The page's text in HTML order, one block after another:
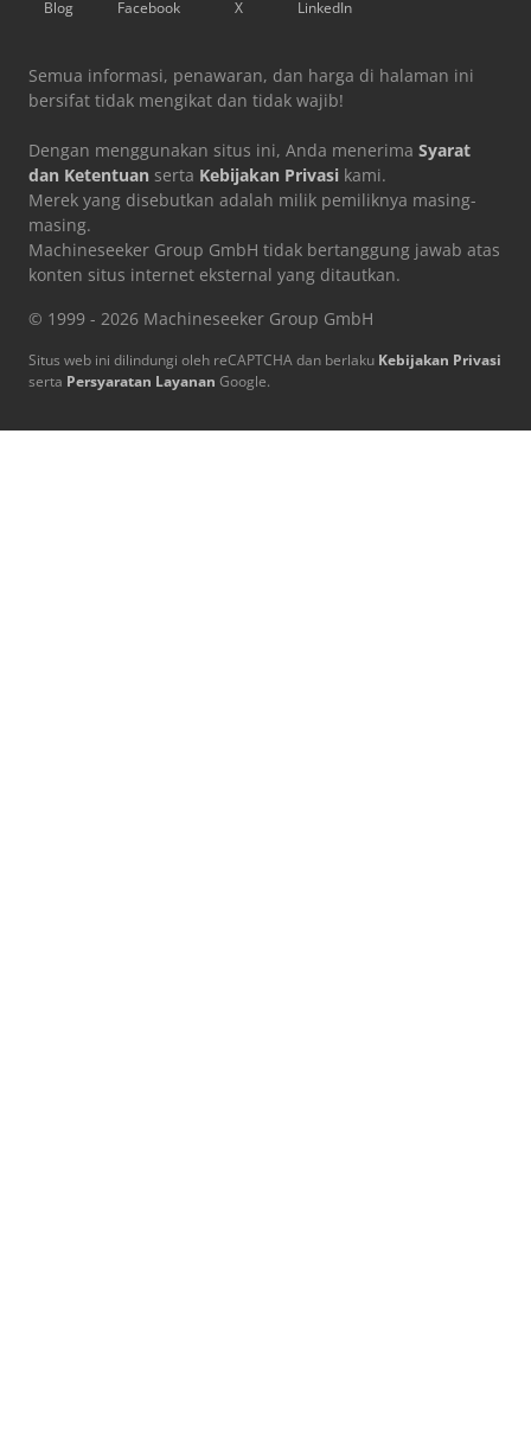
Blog Facebook X LinkedIn
Semua informasi, penawaran, dan harga di halaman ini
bersifat tidak mengikat dan tidak wajib!
Dengan menggunakan situs ini, Anda menerima Syarat
dan Ketentuan serta Kebijakan Privasi kami.
Merek yang disebutkan adalah milik pemiliknya masing-
masing.
Machineseeker Group GmbH tidak bertanggung jawab atas
konten situs internet eksternal yang ditautkan.
© 1999 - 2026 Machineseeker Group GmbH
Situs web ini dilindungi oleh reCAPTCHA dan berlaku Kebijakan Privasi
serta Persyaratan Layanan Google.